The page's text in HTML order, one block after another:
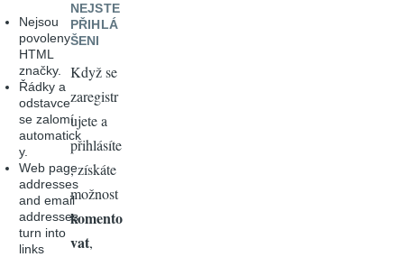
Nejsou
povoleny
HTML
značky.
Řádky a
odstavce
se zalomí
automatick
y.
Web page
addresses
and email
addresses
turn into
links
NEJSTE
PŘIHLÁ
ŠENI
Když se
zaregistr
ujete a
přihlásíte
, získáte
možnost
komento
vat,